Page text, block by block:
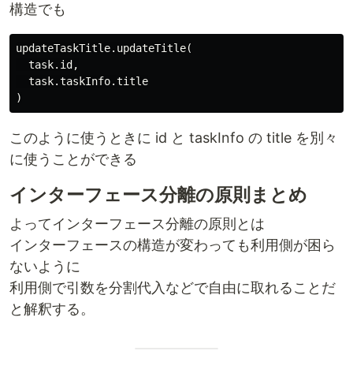
構造でも
updateTaskTitle.updateTitle(
  task.id,
  task.taskInfo.title
このように使うときに id と taskInfo の title を別々
に使うことができる
インターフェース分離の原則まとめ
よってインターフェース分離の原則とは
インターフェースの構造が変わっても利用側が困ら
ないように
利用側で引数を分割代入などで自由に取れることだ
と解釈する。